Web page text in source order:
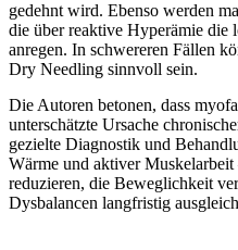
gedehnt wird. Ebenso werden
die über reaktive Hyperämie die
anregen. In schwereren Fällen
Dry Needling sinnvoll sein.
Die Autoren betonen, dass
unterschätzte Ursache
gezielte Diagnostik und
Wärme und aktiver
reduzieren, die Beweglichkeit
Dysbalancen langfristig